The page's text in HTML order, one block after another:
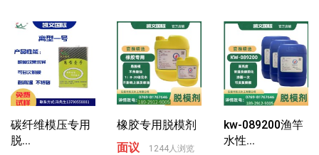
碳纤维模压专用
脱...
橡胶专用脱模剂
面议
1244人浏览
kw-089200渔竿
水性...